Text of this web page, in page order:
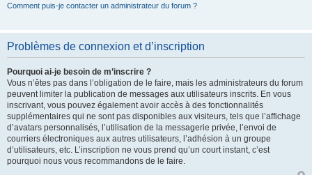
Comment puis-je contacter un administrateur du forum ?
Problèmes de connexion et d’inscription
Pourquoi ai-je besoin de m’inscrire ?
Vous n’êtes pas dans l’obligation de le faire, mais les administrateurs du forum
peuvent limiter la publication de messages aux utilisateurs inscrits. En vous
inscrivant, vous pouvez également avoir accès à des fonctionnalités
supplémentaires qui ne sont pas disponibles aux visiteurs, tels que l’affichage
d’avatars personnalisés, l’utilisation de la messagerie privée, l’envoi de
courriers électroniques aux autres utilisateurs, l’adhésion à un groupe
d’utilisateurs, etc. L’inscription ne vous prend qu’un court instant, c’est
pourquoi nous vous recommandons de le faire.